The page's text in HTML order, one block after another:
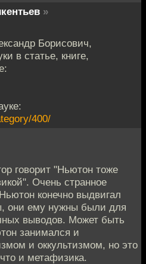
»
Борисович,
в статье, книге,
400/
говорит "Ньютон тоже
Очень странное
конечно выдвигал
они ему нужны были для
выводов. Может быть
занимался и
и оккультизмом, но это
и метафизика.